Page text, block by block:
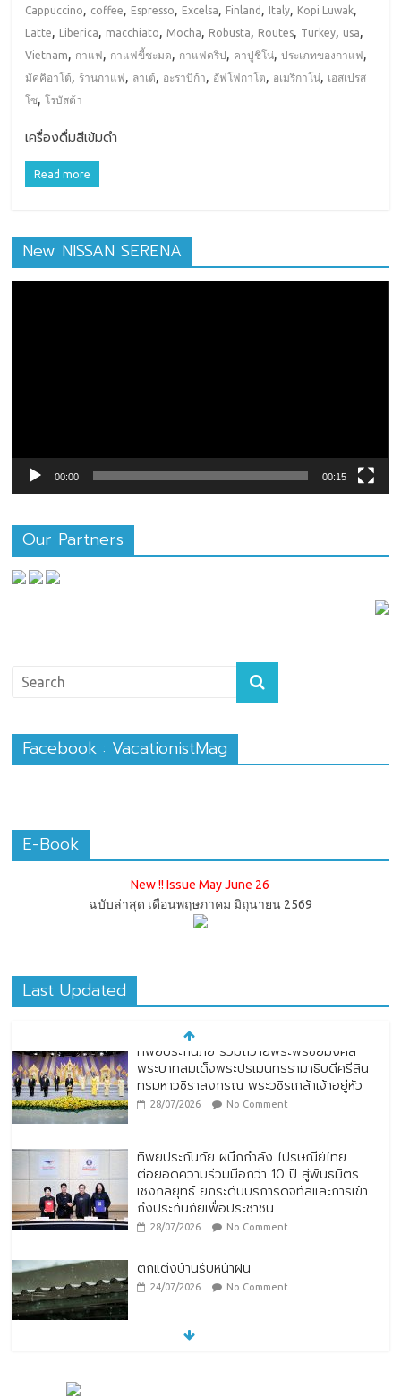
Cappuccino, coffee, Espresso, Excelsa, Finland , Italy, Kopi Luwak,
Latte, Liberica, macchiato, Mocha, Robusta, Routes, Turkey, usa,
Vietnam, กาแฟ , กาแฟขี้ชะมด, กาแฟดริป , คาปูชิโน่,ประเภทของกาแฟ ,
มัคคิอาโต้, ร้านกาแฟ , ลาเต้, อะราบิก้า, อัฟโฟกาโต, อเมริกาโน่, เอสเปรส
โซ,โรบัสต้า
เครื่องดื่มสีเข้มดำ
Read more
New NISSAN SERENA
00:00 00:15
Our Partners
Facebook : VacationistMag
E-Book
New !! Issue May June 26
ฉบับล่าสุด เดือนพฤษภาคม มิถุนายน 2569
Last Updated
ทิพยประกันภัย ผนึกกำลัง ไปรษณีย์ไทย
ต่อยอดความร่วมมือกว่า 10 ปี สู่พันธมิตร
เชิงกลยุทธ์ ยกระดับบริการดิจิทัลและการเข้า
ถึงประกันภัยเพื่อประชาชน
ตกแต่งบ้านรับหน้าฝน
24/07/2026 No Comment
หมู่บ้านโบราณหยุนสุ่ยเหยา (Yunshuiyao
Ancient Village) ประเทศจีน